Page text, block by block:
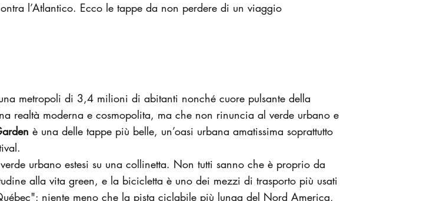
l’Atlantico. Ecco le tappe da non perdere di un viaggio
metropoli di 3,4 milioni di abitanti nonché cuore pulsante della
realtà moderna e cosmopolita, ma che non rinuncia al verde urbano e
è una delle tappe più belle, un’oasi urbana amatissima soprattutto
urbano estesi su una collinetta. Non tutti sanno che è proprio da
alla vita green, e la bicicletta è uno dei mezzi di trasporto più usati
niente meno che la pista ciclabile più lunga del Nord America,